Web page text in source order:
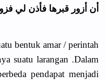
أن أزور قبرها فأذن لي
bentuk amar / perintah
pendapat menjadi